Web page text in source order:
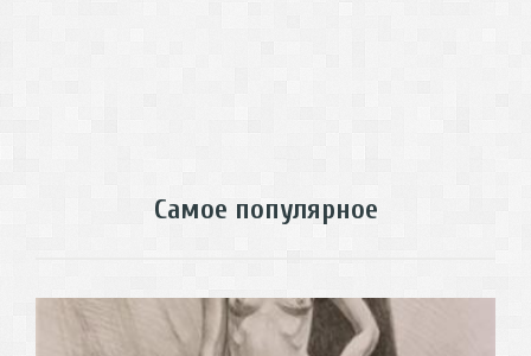
Самое популярное